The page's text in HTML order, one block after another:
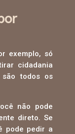
exemplo, só
cidadania
todos os
não pode
direto. Se
pode pedir a